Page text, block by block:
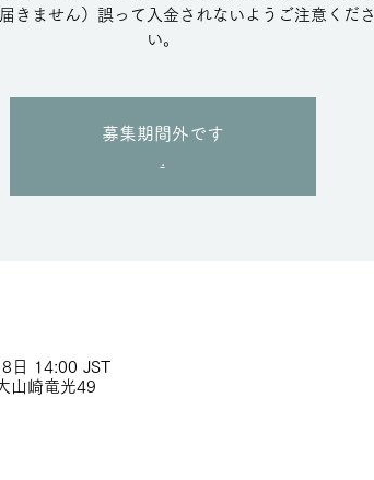
きません）誤って入金されないようご注意くださ
募集期間外です
日 14:00 JST
山崎竜光49